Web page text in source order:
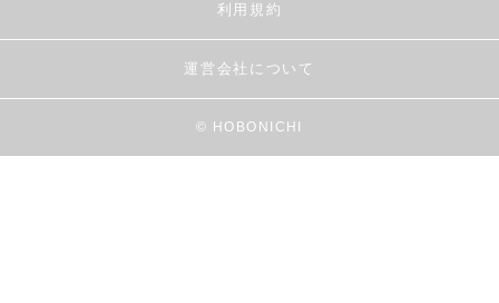
利用規約
運営会社について
© HOBONICHI